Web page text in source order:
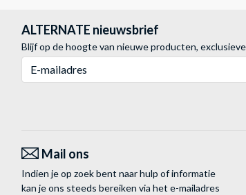
ALTERNATE nieuwsbrief
Blijf op de hoogte van nieuwe producten,
Mail ons
Indien je op zoek bent naar hulp of informatie
kan je ons steeds bereiken via het e-mailadres